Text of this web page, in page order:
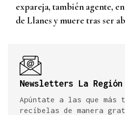
expareja, también agente,
de Llanes y muere tras ser
Newsletters La Región
Apúntate a las que más
recíbelas de manera